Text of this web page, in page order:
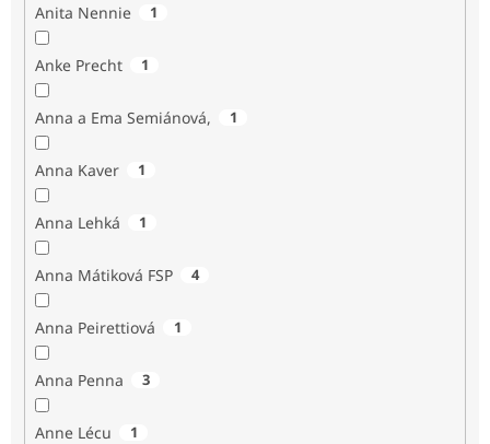
Anita Nennie 1
Anke Precht 1
Anna a Ema Semiánová, 1
Anna Kaver 1
Anna Lehká 1
Anna Mátiková FSP 4
Anna Peirettiová 1
Anna Penna 3
Anne Lécu 1